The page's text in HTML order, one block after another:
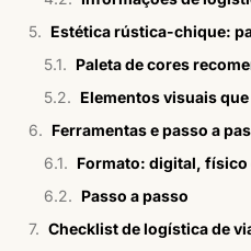
Paleta de cores
Elementos visuais
Formato: digital,
Passo a passo
Checklist de logística de